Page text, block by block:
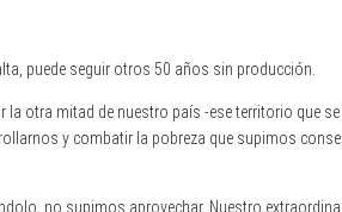
puede seguir otros 50 años sin producción.
otra mitad de nuestro país -ese territorio que
y combatir la pobreza que supimos
no supimos aprovechar. Nuestro